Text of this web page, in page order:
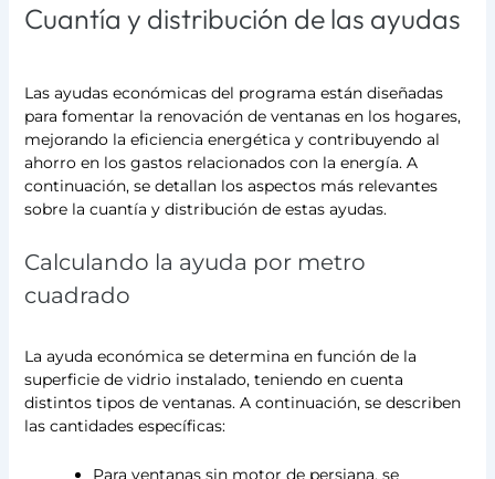
Cuantía y distribución de las ayudas
Las ayudas económicas del programa están diseñadas
para fomentar la renovación de ventanas en los hogares,
mejorando la eficiencia energética y contribuyendo al
ahorro en los gastos relacionados con la energía. A
continuación, se detallan los aspectos más relevantes
sobre la cuantía y distribución de estas ayudas.
Calculando la ayuda por metro
cuadrado
La ayuda económica se determina en función de la
superficie de vidrio instalado, teniendo en cuenta
distintos tipos de ventanas. A continuación, se describen
las cantidades específicas:
Para ventanas sin motor de persiana, se